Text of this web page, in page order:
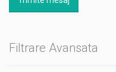
Filtrare Avansata